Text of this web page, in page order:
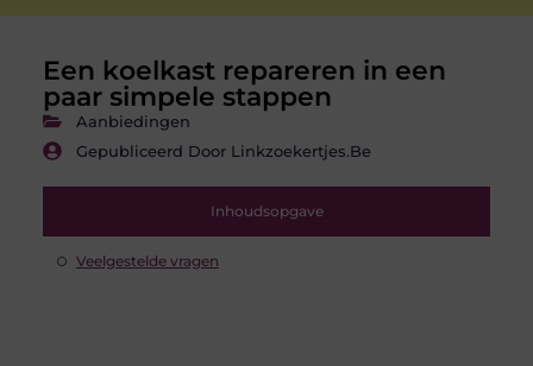
Een koelkast repareren in een
paar simpele stappen
Aanbiedingen
Gepubliceerd Door Linkzoekertjes.be
Inhoudsopgave
Veelgestelde vragen